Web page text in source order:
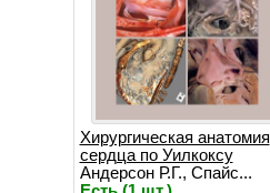
Хирургическая анатомия
сердца по Уилкоксу
Андерсон Р.Г., Спайс...